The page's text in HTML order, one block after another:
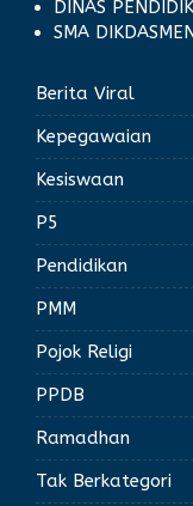
DINAS
SMA
Berita Viral
Kepegawaian
Kesiswaan
P5
Pendidikan
PMM
Pojok Religi
PPDB
Ramadhan
Tak Berkategori